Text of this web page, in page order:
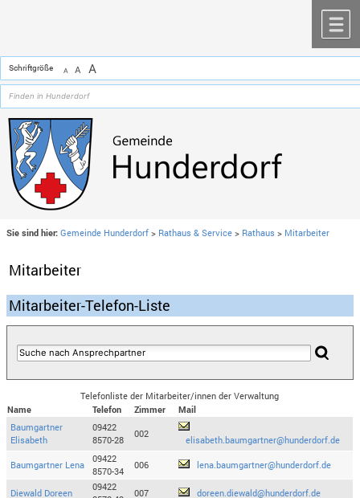
Schriftgröße A A A
Sie sind hier: Gemeinde Hunderdorf > Rathaus & Service > Rathaus > Mitarbeiter
Mitarbeiter
Mitarbeiter-Telefon-Liste
Telefonliste der Mitarbeiter/innen der Verwaltung
Name
Telefon Zimmer
Mail
Baumgartner
Elisabeth
09422
8570-28
002
elisabeth.baumgartner@hunderdorf.de
Baumgartner Lena
09422
8570-34
006 lena.baumgartner@hunderdorf.de
Diewald Doreen
09422
007 doreen.diewald@hunderdorf.de